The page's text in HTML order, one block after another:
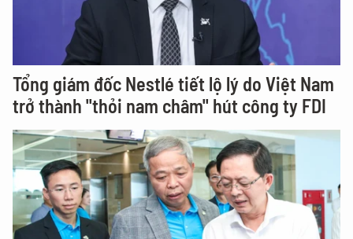
Tổng giám đốc Nestlé tiết lộ lý do Việt Nam
trở thành "thỏi nam châm" hút công ty FDI